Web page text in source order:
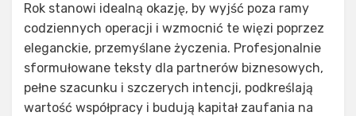
Rok stanowi idealną okazję, by wyjść poza ramy
codziennych operacji i wzmocnić te więzi poprzez
eleganckie, przemyślane życzenia. Profesjonalnie
sformułowane teksty dla partnerów biznesowych,
pełne szacunku i szczerych intencji, podkreślają
wartość współpracy i budują kapitał zaufania na